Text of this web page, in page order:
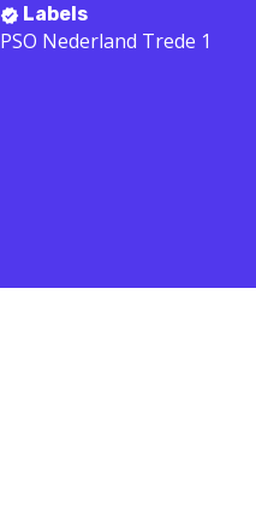
Labels
PSO Nederland Trede 1